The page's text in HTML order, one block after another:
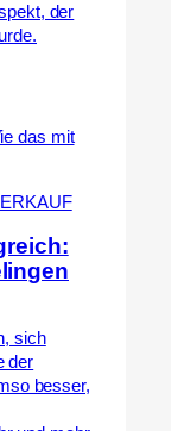
der
sich
der
besser,